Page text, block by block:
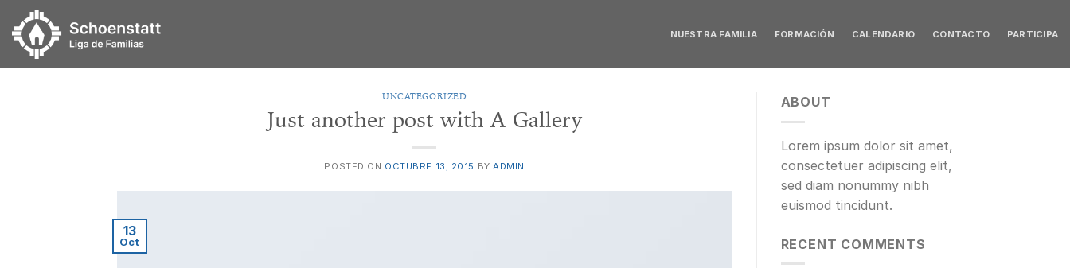
to
content
NUESTRA FAMILIA FORMACIÓN CALENDARIO CONTACTO PARTICIPA
UNCATEGORIZED
Just another post with A Gallery
POSTED ON OCTUBRE 13, 2015 BYADMIN
13
Oct
ABOUT
Lorem ipsum dolor sit amet,
consectetuer adipiscing elit,
sed diam nonummy nibh
euismod tincidunt.
RECENT COMMENTS